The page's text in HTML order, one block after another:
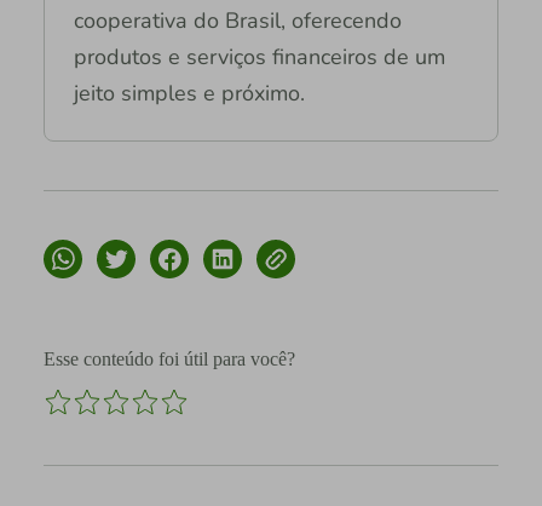
cooperativa do Brasil, oferecendo
produtos e serviços financeiros de um
jeito simples e próximo.
Esse conteúdo foi útil para você?